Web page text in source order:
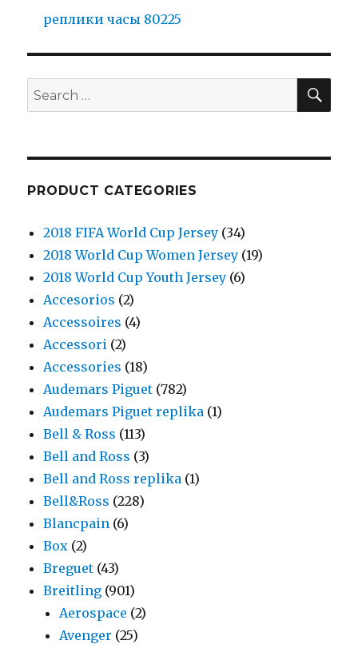
реплики часы 80225
Search
for:
PRODUCT CATEGORIES
2018 FIFA World Cup Jersey (34)
2018 World Cup Women Jersey (19)
2018 World Cup Youth Jersey (6)
Accesorios (2)
Accessoires (4)
Accessori (2)
Accessories (18)
Audemars Piguet (782)
Audemars Piguet replika (1)
Bell & Ross (113)
Bell and Ross (3)
Bell and Ross replika (1)
Bell&Ross (228)
Blancpain (6)
Box (2)
Breguet (43)
Breitling (901)
Aerospace (2)
Avenger (25)